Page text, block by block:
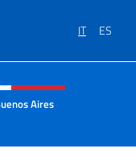
IT ES
e menù
Aires